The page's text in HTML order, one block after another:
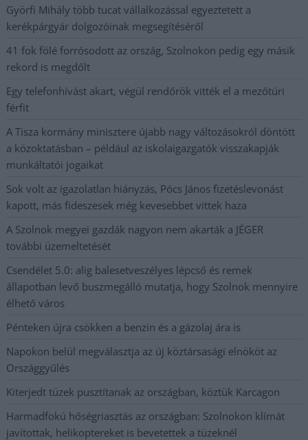
Györfi Mihály több tucat vállalkozással egyeztetett a
kerékpárgyár dolgozóinak megsegítéséről
41 fok fölé forrósodott az ország, Szolnokon pedig egy másik
rekord is megdőlt
Egy telefonhívást akart, végül rendőrök vitték el a mezőtúri
férfit
A Tisza kormány minisztere újabb nagy változásokról döntött
a közoktatásban – például az iskolaigazgatók visszakapják
munkáltatói jogaikat
Sok volt az igazolatlan hiányzás, Pócs János fizetéslevonást
kapott, más fideszesek még kevesebbet vittek haza
A Szolnok megyei gazdák nagyon nem akarták a JÉGER
további üzemeltetését
Csendélet 5.0: alig balesetveszélyes lépcső és remek
állapotban levő buszmegálló mutatja, hogy Szolnok mennyire
élhető város
Pénteken újra csökken a benzin és a gázolaj ára is
Napokon belül megválasztja az új köztársasági elnököt az
Országgyűlés
Kiterjedt tüzek pusztítanak az országban, köztük Karcagon
Harmadfokú hőségriasztás az országban: Szolnokon klímát
javítottak, helikoptereket is bevetettek a tüzeknél